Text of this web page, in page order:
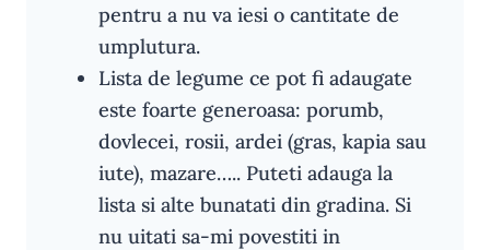
pentru a nu va iesi o cantitate de
umplutura.
Lista de legume ce pot fi adaugate
este foarte generoasa: porumb,
dovlecei, rosii, ardei (gras, kapia sau
iute), mazare….. Puteti adauga la
lista si alte bunatati din gradina. Si
nu uitati sa-mi povestiti in